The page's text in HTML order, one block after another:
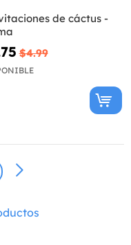
de cáctus -
$4.99